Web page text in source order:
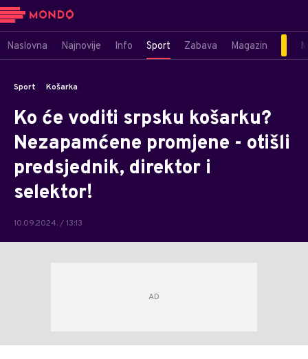
Naslovna Najnovije Info Sport Zabava Magazin
Sport Košarka
Ko će voditi srpsku košarku?
Nezapamćene promjene - otišli
predsjednik, direktor i
selektor!
10.09.2024. / 13:13